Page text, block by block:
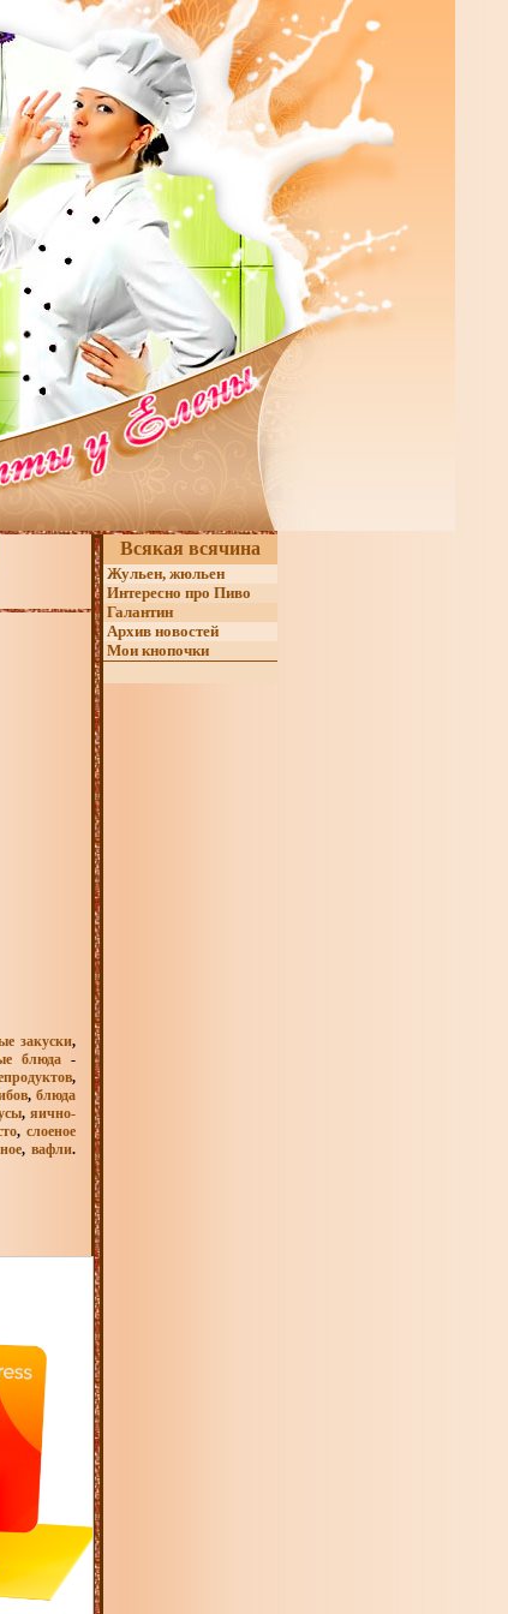
закуски,
блюда-
,
, блюда
, яично-
,слоеное
,вафли.
Всякая всячина
Жульен, жюльен
Интересно про Пиво
Галантин
Архив новостей
Мои кнопочки